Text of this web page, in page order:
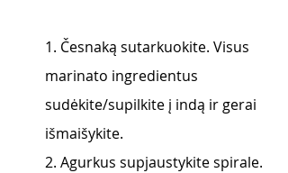
1. Česnaką sutarkuokite. Visus
marinato ingredientus
sudėkite/supilkite į indą ir gerai
išmaišykite.
2. Agurkus supjaustykite spirale.